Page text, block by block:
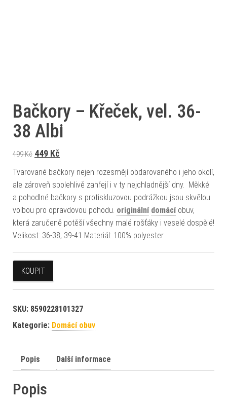
Bačkory – Křeček, vel. 36-
38 Albi
499Kč Původní cena byla: 499 Kč.
449 Kč
Tvarované bačkory nejen rozesmějí obdarovaného i jeho okolí,
ale zároveň spolehlivě zahřejí i v ty nejchladnější dny. Měkké
a pohodlné bačkory s protiskluzovou podrážkou jsou skvělou
volbou pro opravdovou pohodu. originální domácíobuv,
která zaručeně potěší všechny malé rošťáky i veselé dospělé!
Velikost: 36-38, 39-41 Materiál: 100% polyester
KOUPIT
SKU: 8590228101327
Kategorie: Domácí obuv
Popis Další informace
Popis